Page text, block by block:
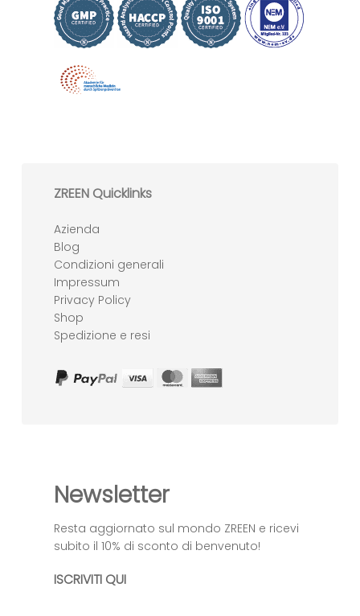
ZREEN Quicklinks
Azienda
Blog
Condizioni generali
Impressum
Privacy Policy
Shop
Spedizione e resi
Newsletter
Resta aggiornato sul mondo ZREEN e ricevi
subito il 10% di sconto di benvenuto!
ISCRIVITI QUI